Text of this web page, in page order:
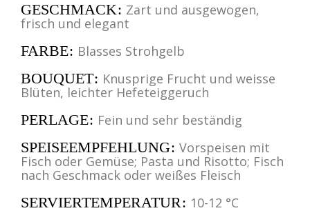
GESCHMACK Zart und ausgewogen,
frisch und elegant
FARBE Blasses Strohgelb
BOUQUET Knusprige Frucht und weisse
Blüten, leichter Hefeteiggeruch
PERLAGE Fein und sehr beständig
SPEISEEMPFEHLUNG Vorspeisen mit
Fisch oder Gemüse; Pasta und Risotto; Fisch
nach Geschmack oder weißes Fleisch
SERVIERTEMPERATUR 10-12 °C